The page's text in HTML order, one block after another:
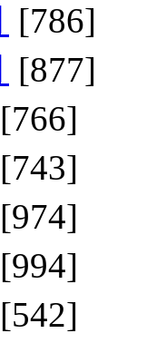
[786]
[877]
[766]
[743]
[974]
[994]
[542]